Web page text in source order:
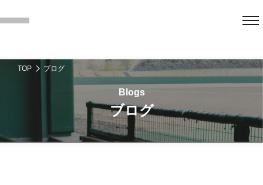
TOP ブログ
ブログ